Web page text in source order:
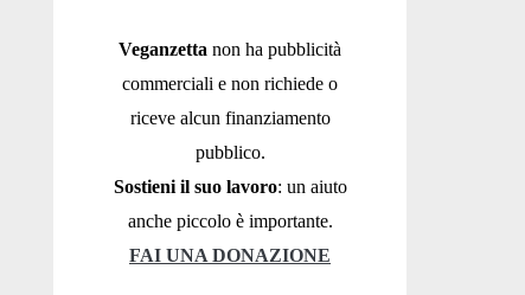
Veganzetta non ha pubblicità
commerciali e non richiede o
riceve alcun finanziamento
pubblico.
Sostieni il suo lavoro: un aiuto
anche piccolo è importante.
FAI UNA DONAZIONE